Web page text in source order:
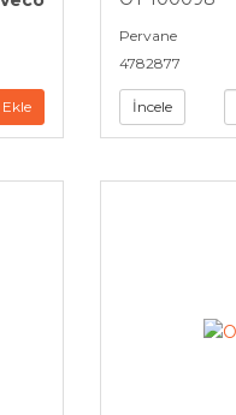
Pervane
4782877
İncele